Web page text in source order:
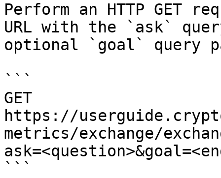
Perform an HTTP GET
URL with the `ask`
optional `goal` query
```
GET
https://
metrics/exchange/
```